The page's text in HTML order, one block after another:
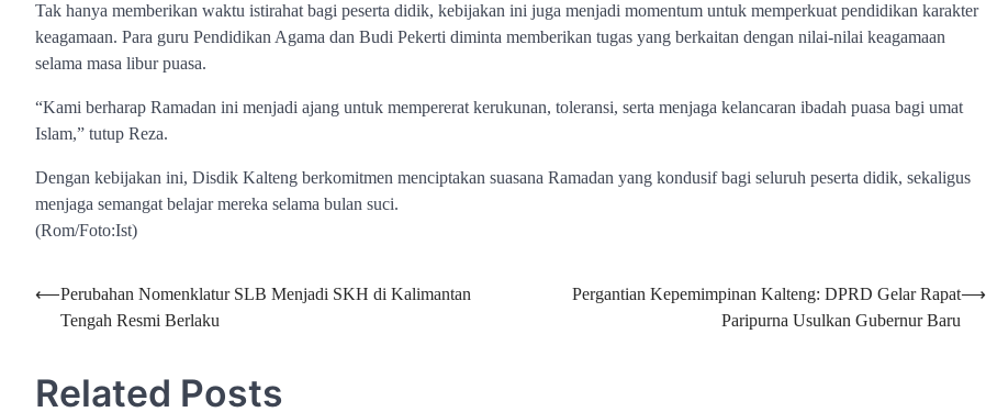
Tak hanya memberikan waktu istirahat bagi peserta didik, kebijakan ini juga menjadi momentum untuk memperkuat pendidikan karakter
keagamaan. Para guru Pendidikan Agama dan Budi Pekerti diminta memberikan tugas yang berkaitan dengan nilai-nilai keagamaan
selama masa libur puasa.
“Kami berharap Ramadan ini menjadi ajang untuk mempererat kerukunan, toleransi, serta menjaga kelancaran ibadah puasa bagi umat
Islam,” tutup Reza.
Dengan kebijakan ini, Disdik Kalteng berkomitmen menciptakan suasana Ramadan yang kondusif bagi seluruh peserta didik, sekaligus
menjaga semangat belajar mereka selama bulan suci.
(Rom/Foto:Ist)
Navigasi
pos
⟵Perubahan Nomenklatur SLB Menjadi SKH di Kalimantan
Tengah Resmi Berlaku
Pergantian Kepemimpinan Kalteng: DPRD Gelar Rapat
Paripurna Usulkan Gubernur Baru
⟶
Related Posts